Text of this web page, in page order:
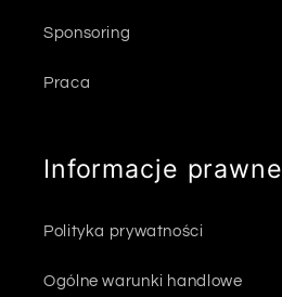
Sponsoring
Praca
Informacje prawne
Polityka prywatności
Ogólne warunki handlowe